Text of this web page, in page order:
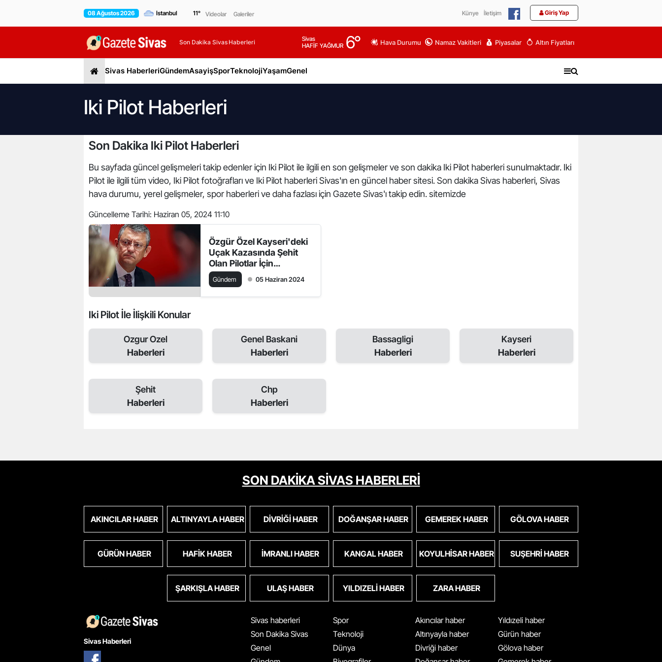
08 Ağustos 2026 11° Videolar Galeriler Künye İletişim Giriş Yap
Son Dakika Sivas Haberleri
Sivas
HAFİF YAĞMUR 6° Hava Durumu Namaz Vakitleri Piyasalar Altın Fiyatları
Sivas HaberleriGündemAsayişSporTeknolojiYaşamGenel
Iki Pilot Haberleri
Son Dakika Iki Pilot Haberleri
Bu sayfada güncel gelişmeleri takip edenler için Iki Pilot ile ilgili en son gelişmeler ve son dakika Iki Pilot haberleri sunulmaktadır. Iki
Pilot ile ilgili tüm video, Iki Pilot fotoğrafları ve Iki Pilot haberleri Sivas'ın en güncel haber sitesi. Son dakika Sivas haberleri, Sivas
hava durumu, yerel gelişmeler, spor haberleri ve daha fazlası için Gazete Sivas'ı takip edin. sitemizde
Güncelleme Tarihi: Haziran 05, 2024 11:10
Özgür Özel Kayseri'deki
Uçak Kazasında Şehit
Olan Pilotlar İçin
Başsağlığı Diledi
Gündem 05 Haziran 2024
Iki Pilot İle İlişkili Konular
Ozgur Ozel
Haberleri
Genel Baskani
Haberleri
Bassagligi
Haberleri
Kayseri
Haberleri
Şehit
Haberleri
Chp
Haberleri
SON DAKİKA SİVAS HABERLERİ
AKINCILAR HABER ALTINYAYLA HABER DIVRIĞI HABER DOĞANŞAR HABER GEMEREK HABER GÖLOVA HABER
GÜRÜN HABER HAFIK HABER İMRANLI HABER KANGAL HABER KOYULHISAR HABER SUŞEHRI HABER
ŞARKIŞLA HABER ULAŞ HABER YILDIZELI HABER ZARA HABER
Sivas Haberleri
Sivas haberleri
Son Dakika Sivas
Genel
Spor
Teknoloji
Dünya
Akıncılar haber
Altınyayla haber
Divriği haber
Yıldızeli haber
Gürün haber
Gölova haber